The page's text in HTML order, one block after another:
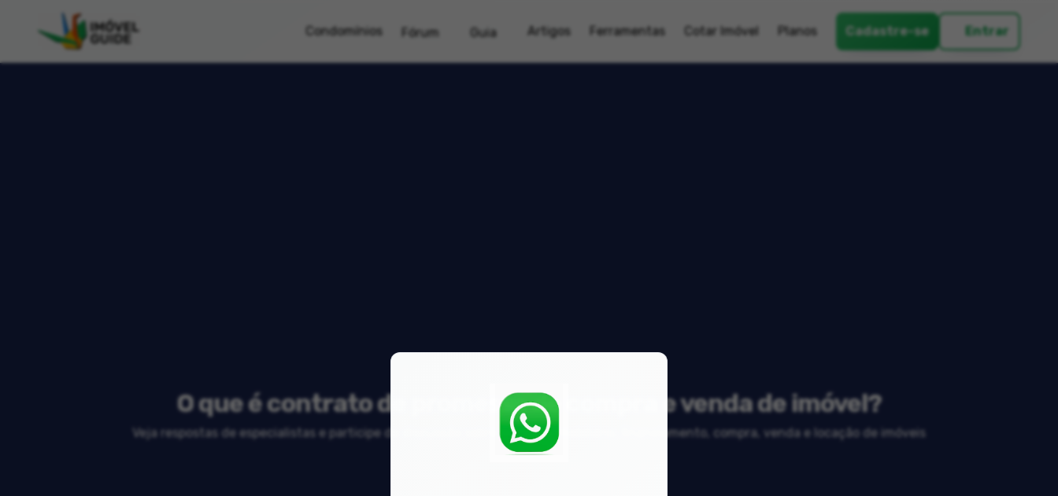
Condomínios Fórum Guia Artigos Ferramentas Cotar Imóvel Planos Cadastre-se Entrar
O que é contrato de promessa de compra e venda de imóvel?
Veja respostas de especialistas e participe da discussão sobre mercado imobiliário, financiamento, compra, venda e locação de imóveis